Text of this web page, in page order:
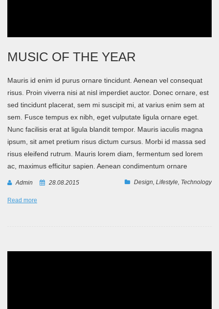
MUSIC OF THE YEAR
Mauris id enim id purus ornare tincidunt. Aenean vel consequat
risus. Proin viverra nisi at nisl imperdiet auctor. Donec ornare, est
sed tincidunt placerat, sem mi suscipit mi, at varius enim sem at
sem. Fusce tempus ex nibh, eget vulputate ligula ornare eget.
Nunc facilisis erat at ligula blandit tempor. Mauris iaculis magna
ipsum, sit amet pretium risus dictum cursus. Morbi id massa sed
risus eleifend rutrum. Mauris lorem diam, fermentum sed lorem
ac, maximus efficitur sapien. Aenean condimentum ornare
Admin 28.08.2015 Design, Lifestyle, Technology
Read more